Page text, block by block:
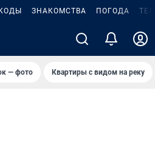
ЗНАКОМСТВА ПОГОДА
— фото Квартиры с видом на реку